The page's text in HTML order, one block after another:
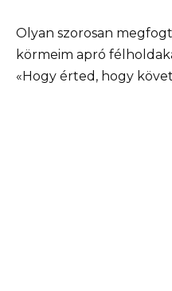
Olyan szorosan
körmeim apró
«Hogy érted, hogy